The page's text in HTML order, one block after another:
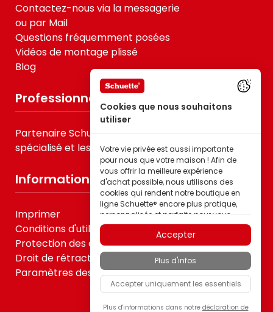
Contactez-nous via la messagerie
ou par Mail
Questions fréquemment posées
Vidéos de montage plissé
Blog
Professionnels
Partenaire Schuette® pour le B2B, le commerce
spécialisé et les prestataires de services
Informations
Imprimer
Conditions d'utilisation
Protection des données
Droit de rétractation
Paramètres des cookies
Cookies que nous souhaitons
utiliser
Votre vie privée est aussi importante
pour nous que votre maison ! Afin de
vous offrir la meilleure expérience
d'achat possible, nous utilisons des
cookies qui rendent notre boutique en
ligne Schuette® encore plus pratique,
personnalisée et parfaite pour vous –
tout cela pour que vous puissiez
découvrir les produits de la marque
Schuette® dans la meilleure qualité.
Certains de ces cookies sont
nécessaires au bon fonctionnement de
notre boutique Schuette® ; d’autres nous
permettent d’adapter naturellement le
contenu à vos centres d'intérêt grâce à
Accepter
Plus d'infos
Accepter uniquement les essentiels
Plus d'informations dans notre déclaration de